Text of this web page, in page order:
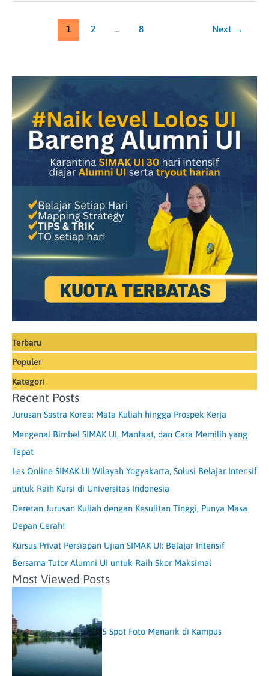
1 2 … 8 Next →
Terbaru
Populer
Kategori
Recent Posts
Jurusan Sastra Korea: Mata Kuliah hingga Prospek Kerja
Mengenal Bimbel SIMAK UI, Manfaat, dan Cara Memilih yang
Tepat
Les Online SIMAK UI Wilayah Yogyakarta, Solusi Belajar Intensif
untuk Raih Kursi di Universitas Indonesia
Deretan Jurusan Kuliah dengan Kesulitan Tinggi, Punya Masa
Depan Cerah!
Kursus Privat Persiapan Ujian SIMAK UI: Belajar Intensif
Bersama Tutor Alumni UI untuk Raih Skor Maksimal
Most Viewed Posts
5 Spot Foto Menarik di Kampus